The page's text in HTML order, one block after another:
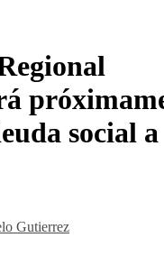
social a
Gutierrez